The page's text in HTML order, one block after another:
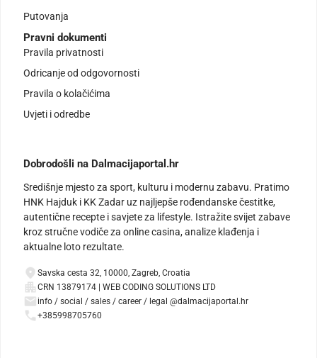
Putovanja
Pravni dokumenti
Pravila privatnosti
Odricanje od odgovornosti
Pravila o kolačićima
Uvjeti i odredbe
Dobrodošli na Dalmacijaportal.hr
Središnje mjesto za sport, kulturu i modernu zabavu. Pratimo
HNK Hajduk i KK Zadar uz najljepše rođendanske čestitke,
autentične recepte i savjete za lifestyle. Istražite svijet zabave
kroz stručne vodiče za online casina, analize klađenja i
aktualne loto rezultate.
Savska cesta 32, 10000, Zagreb, Croatia
CRN 13879174 | WEB CODING SOLUTIONS LTD
info / social / sales / career / legal @dalmacijaportal.hr
+385998705760